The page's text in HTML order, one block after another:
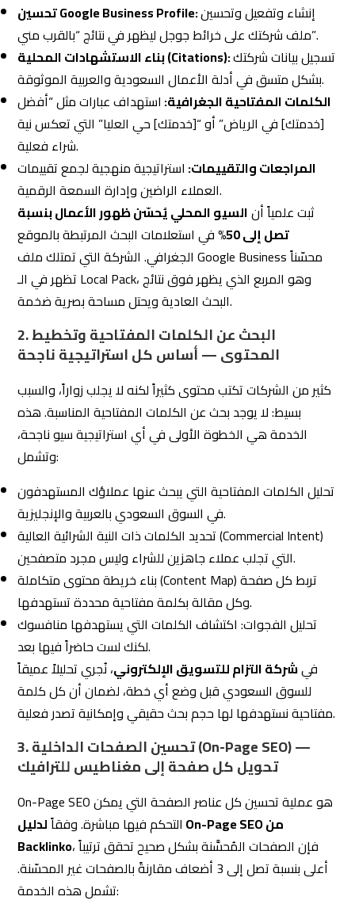
تحسين Google Business Profile:إنشاء وتفعيل وتحسين
ملف شركتك على خرائط جوجل ليظهر في نتائج “بالقرب مني”.
بناء الاستشهادات المحلية (Citations):تسجيل بيانات شركتك
بشكل متسق في أدلة الأعمال السعودية والعربية الموثوقة.
الكلمات المفتاحية الجغرافية: استهداف عبارات مثل “أفضل
[خدمتك] في الرياض” أو “[خدمتك] حي العليا” التي تعكس نية
شراء فعلية.
المراجعات والتقييمات: استراتيجية منهجية لجمع تقييمات
العملاء الراضين وإدارة السمعة الرقمية.
ثبت علمياً أنالسيو المحلي يُحسّن ظهور الأعمال بنسبة
تصل إلى 50%
في استعلامات البحث المرتبطة بالموقع
الجغرافي. الشركة التي تمتلك ملف Google Business محسّناً
تظهر في الـ Local Pack، وهو المربع الذي يظهر فوق نتائج
البحث العادية ويحتل مساحة بصرية ضخمة.
2. البحث عن الكلمات المفتاحية وتخطيط
المحتوى — أساس كل استراتيجية ناجحة
كثير من الشركات تكتب محتوى كثيراً لكنه لا يجلب زواراً، والسبب
بسيط: لا يوجد بحث عن الكلمات المفتاحية المناسبة. هذه
الخدمة هي الخطوة الأولى في أي استراتيجية سيو ناجحة،
وتشمل:
تحليل الكلمات المفتاحية التي يبحث عنها عملاؤك المستهدفون
في السوق السعودي بالعربية والإنجليزية.
تحديد الكلمات ذات النية الشرائية العالية (Commercial Intent)
التي تجلب عملاء جاهزين للشراء وليس مجرد متصفحين.
بناء خريطة محتوى متكاملة (Content Map) تربط كل صفحة
وكل مقالة بكلمة مفتاحية محددة تستهدفها.
تحليل الفجوات: اكتشاف الكلمات التي يستهدفها منافسوك
لكنك لست حاضراً فيها بعد.
فيشركة التزام للتسويق الإلكتروني، نُجري تحليلاً عميقاً
للسوق السعودي قبل وضع أي خطة، لضمان أن كل كلمة
مفتاحية نستهدفها لها حجم بحث حقيقي وإمكانية تصدر فعلية.
3. تحسين الصفحات الداخلية (On-Page SEO) —
تحويل كل صفحة إلى مغناطيس للترافيك
On-Page SEO هو عملية تحسين كل عناصر الصفحة التي يمكن
التحكم فيها مباشرة. وفقاًلدليل On-Page SEO من
Backlinko، فإن الصفحات المُحسَّنة بشكل صحيح تحقق ترتيباً
أعلى بنسبة تصل إلى 3 أضعاف مقارنةً بالصفحات غير المحسّنة.
تشمل هذه الخدمة: